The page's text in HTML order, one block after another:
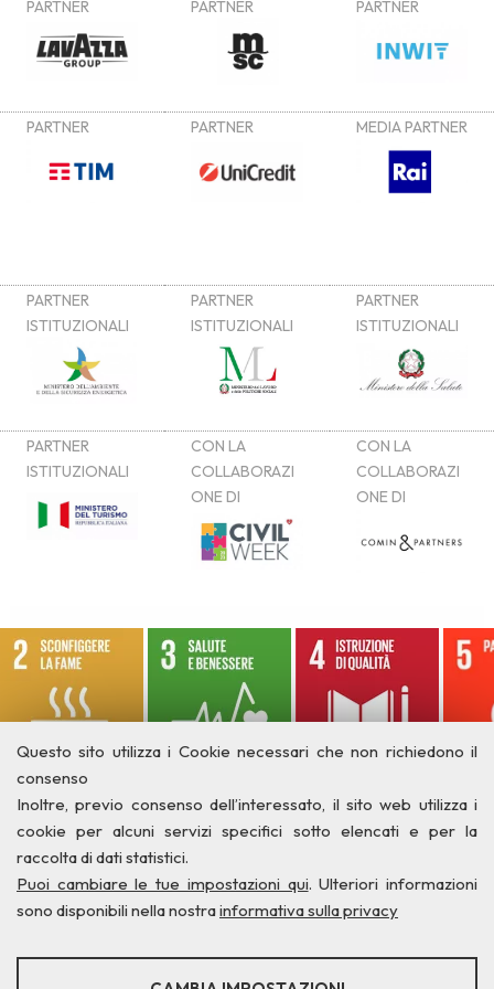
Questo sito utilizza i Cookie necessari che non richiedono il
consenso
Inoltre, previo consenso dell’interessato, il sito web utilizza i
cookie per alcuni servizi specifici sotto elencati e per la
raccolta di dati statistici.
Puoi cambiare le tue impostazioni qui. Ulteriori informazioni
sono disponibili nella nostrainformativa sulla privacy
STATISTICHE